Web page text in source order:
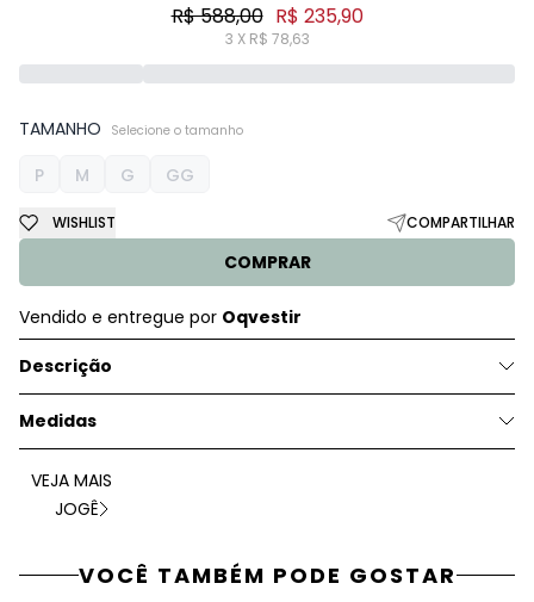
R$ 588,00 R$ 235,90
3 X R$ 78,63
TAMANHO Selecione o tamanho
P M G GG
COMPRAR
WISHLIST COMPARTILHAR
Vendido e entregue por Oqvestir
Descrição
Medidas
VEJA MAIS
JOGÊ
VOCÊ TAMBÉM PODE GOSTAR